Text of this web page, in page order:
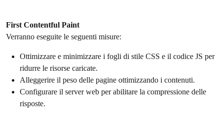
First Contentful Paint
Verranno eseguite le seguenti misure:
Ottimizzare e minimizzare i fogli di stile CSS e il codice JS per
ridurre le risorse caricate.
Alleggerire il peso delle pagine ottimizzando i contenuti.
Configurare il server web per abilitare la compressione delle
risposte.